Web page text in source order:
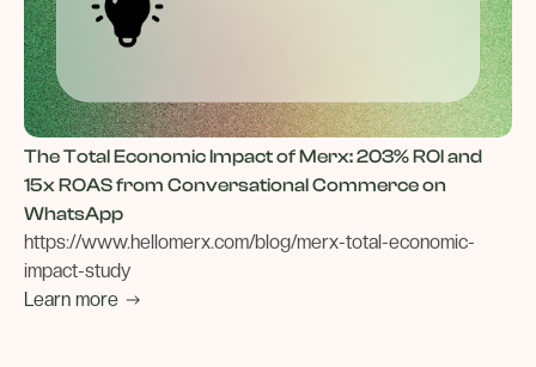
The Total Economic Impact of Merx: 203% ROI and
15x ROAS from Conversational Commerce on
WhatsApp
https://www.hellomerx.com/blog/merx-total-economic-
impact-study
Learn more